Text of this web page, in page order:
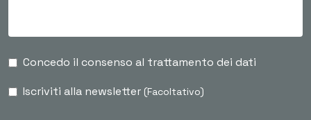
Concedo il consenso al trattamento dei dati
Iscriviti alla newsletter (Facoltativo)